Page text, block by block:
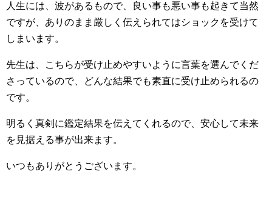
人生には、波があるもので、良い事も悪い事も起きて当然
ですが、ありのまま厳しく伝えられてはショックを受けて
しまいます。
先生は、こちらが受け止めやすいように言葉を選んでくだ
さっているので、どんな結果でも素直に受け止められるの
です。
明るく真剣に鑑定結果を伝えてくれるので、安心して未来
を見据える事が出来ます。
いつもありがとうございます。